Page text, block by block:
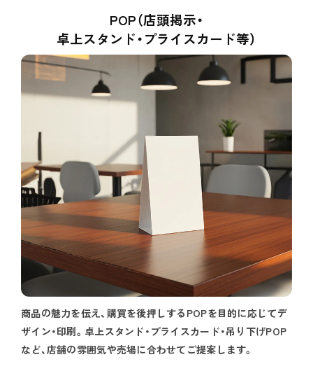
POP（店頭掲示・
卓上スタンド・プライスカード等）
商品の魅力を伝え、購買を後押しするPOPを目的に応じてデ
ザイン・印刷。卓上スタンド・プライスカード・吊り下げPOP
など、店舗の雰囲気や売場に合わせてご提案します。